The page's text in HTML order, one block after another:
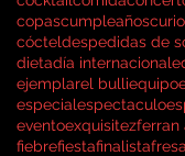
copascumpleaños
cócteldespedidas de
dietadía internacional
ejemplarel bulliequipo
especialespectaculo
eventoexquisitezferran
fiebrefiestafinalistafresa